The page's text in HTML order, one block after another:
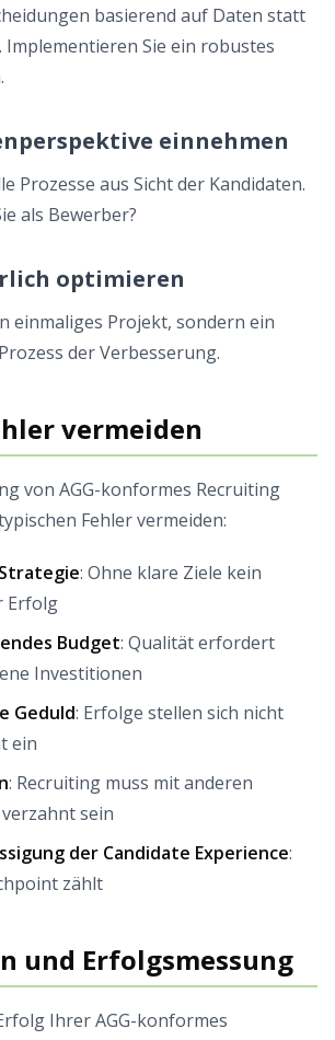
basierend auf Daten statt
Sie ein robustes
einnehmen
Prozesse aus Sicht der Kandidaten.
als Bewerber?
optimieren
einmaliges Projekt, sondern ein
der Verbesserung.
vermeiden
von AGG-konformes Recruiting
Fehler vermeiden:
: Ohne klare Ziele kein
Erfolg
Budget: Qualität erfordert
Investitionen
Geduld: Erfolge stellen sich nicht
ein
: Recruiting muss mit anderen
sein
der Candidate Experience:
zählt
und Erfolgsmessung
Ihrer AGG-konformes